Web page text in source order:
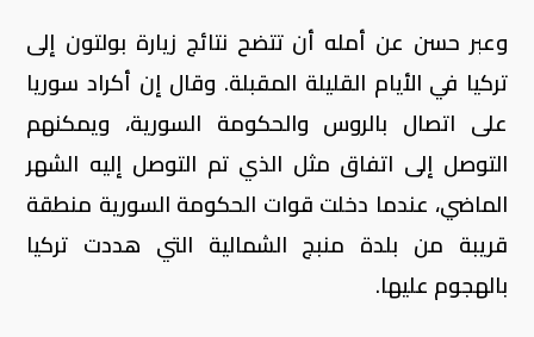
وعبر حسن عن أمله أن تتضح نتائج زيارة بولتون إلى
تركيا في الأيام القليلة المقبلة. وقال إن أكراد سوريا
على اتصال بالروس والحكومة السورية، ويمكنهم
التوصل إلى اتفاق مثل الذي تم التوصل إليه الشهر
الماضي، عندما دخلت قوات الحكومة السورية منطقة
قريبة من بلدة منبج الشمالية التي هددت تركيا
بالهجوم عليها.